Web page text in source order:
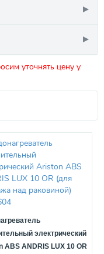
уточнять цену у
электрический
ABS ANDRIS LUX 10 OR